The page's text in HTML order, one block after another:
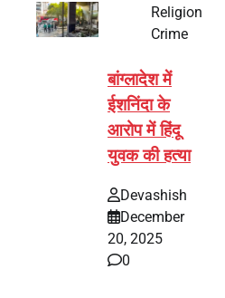
Religion
Crime
बांग्लादेश में
ईशनिंदा के
आरोप में हिंदू
युवक की हत्या
Devashish
December
20, 2025
0